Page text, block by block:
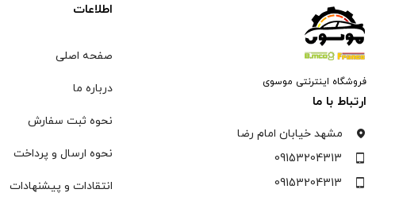
فروشگاه اینترنتی موسوی
ارتباط با ما
مشهد خیابان امام رضا
09153204313
09153204313
اطلاعات
صفحه اصلی
درباره ما
نحوه ثبت سفارش
نحوه ارسال و پرداخت
انتقادات و پیشنهادات